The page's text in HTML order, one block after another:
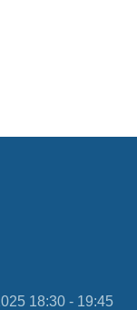
18:30 - 19:45